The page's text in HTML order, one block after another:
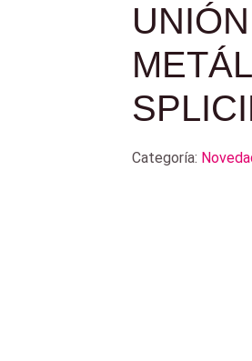
Categoría: